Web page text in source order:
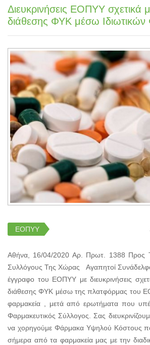
Διευκρινήσεις ΕΟΠΥΥ σχετικά
διάθεσης ΦΥΚ μέσω
ΕΟΠΥΥ
Αθήνα, 16/04/2020 Αρ. Πρωτ. 1388 Προς
Συλλόγους Της Χώρας Αγαπητοί
έγγραφο του ΕΟΠΥΥ με διευκρινήσεις
διάθεσης ΦΥΚ μέσω της πλατφόρμας του
φαρμακεία , μετά από ερωτήματα που
Φαρμακευτικός Σύλλογος. Σας
να χορηγούμε Φάρμακα Υψηλού Κόστους
σήμερα από τα φαρμακεία μας με την